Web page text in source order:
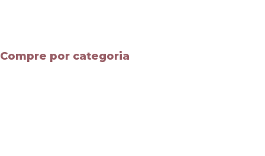
Compre por categoria